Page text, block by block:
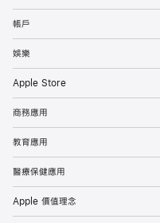
帳戶
娛樂
Apple Store
商務應用
教育應用
醫療保健應用
Apple 價值理念